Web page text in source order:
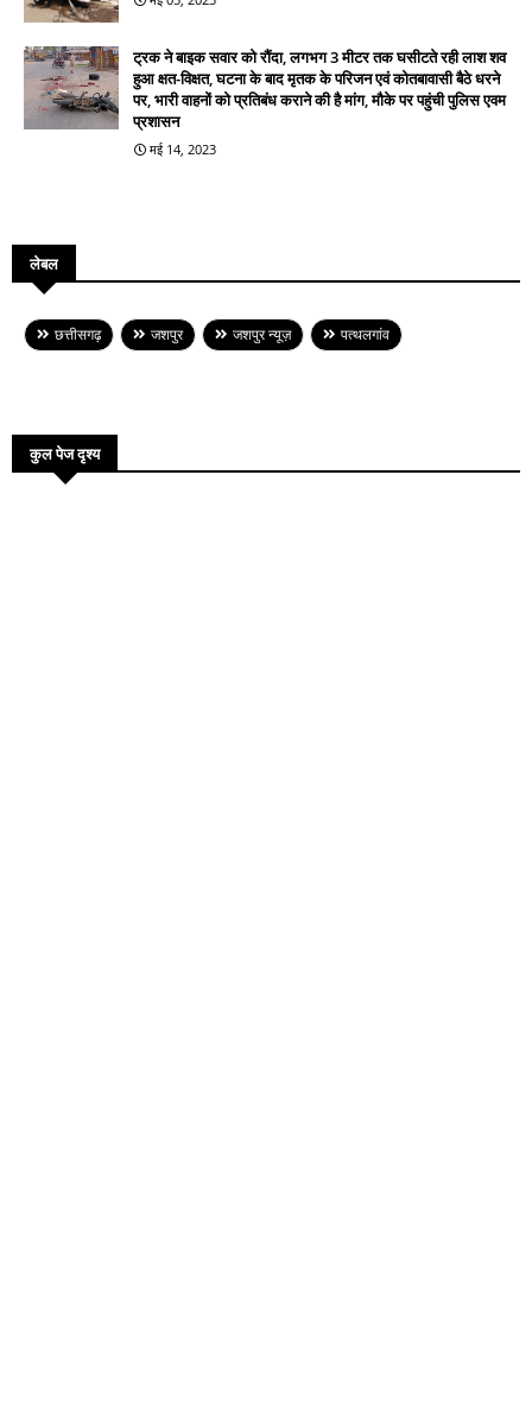
ट्रक ने बाइक सवार को रौंदा, लगभग 3 मीटर तक घसीटते रही लाश शव
हुआ क्षत-विक्षत, घटना के बाद मृतक के परिजन एवं कोतबावासी बैठे धरने
पर, भारी वाहनों को प्रतिबंध कराने की है मांग, मौके पर पहुंची पुलिस एवम
प्रशासन
मई 14, 2023
लेबल
छत्तीसगढ़ जशपुर जशपुर न्यूज़ पत्थलगांव
कुल पेज दृश्य